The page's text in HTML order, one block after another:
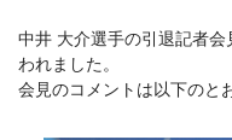
中井 大介選手の引退記者
われました。
会見のコメントは以下のと